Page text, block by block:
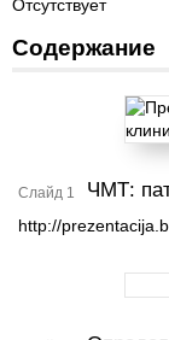
Отсутствует
Содержание
Слайд 1 ЧМТ:
http://